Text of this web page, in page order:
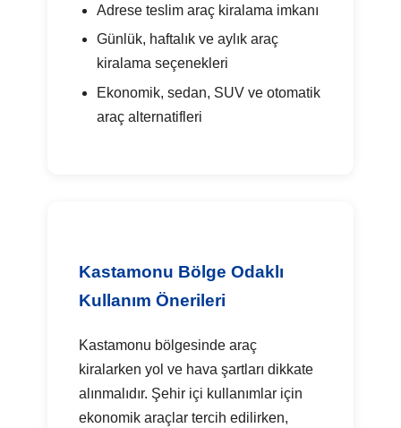
Adrese teslim araç kiralama imkanı
Günlük, haftalık ve aylık araç
kiralama seçenekleri
Ekonomik, sedan, SUV ve otomatik
araç alternatifleri
Kastamonu Bölge Odaklı
Kullanım Önerileri
Kastamonu bölgesinde araç
kiralarken yol ve hava şartları dikkate
alınmalıdır. Şehir içi kullanımlar için
ekonomik araçlar tercih edilirken,